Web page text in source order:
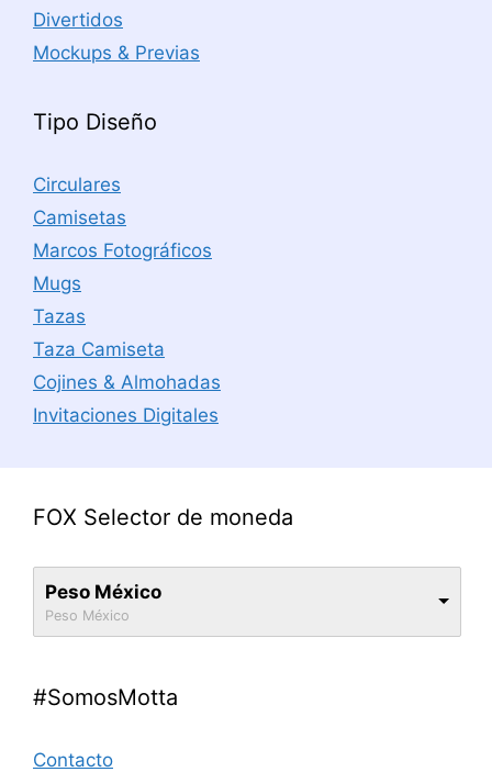
Divertidos
Mockups & Previas
Tipo Diseño
Circulares
Camisetas
Marcos Fotográficos
Mugs
Tazas
Taza Camiseta
Cojines & Almohadas
Invitaciones Digitales
FOX Selector de moneda
Peso México
Peso México
#SomosMotta
Contacto